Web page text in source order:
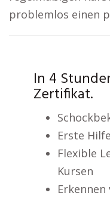
problemlos einen
In 4
Zertifikat.
Erste
Flexible
Kursen